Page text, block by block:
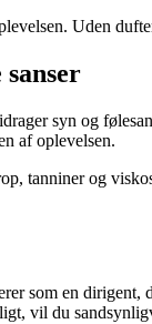
Uden
sanser
syn og
af oplevelsen.
tanniner og
som en
vil du